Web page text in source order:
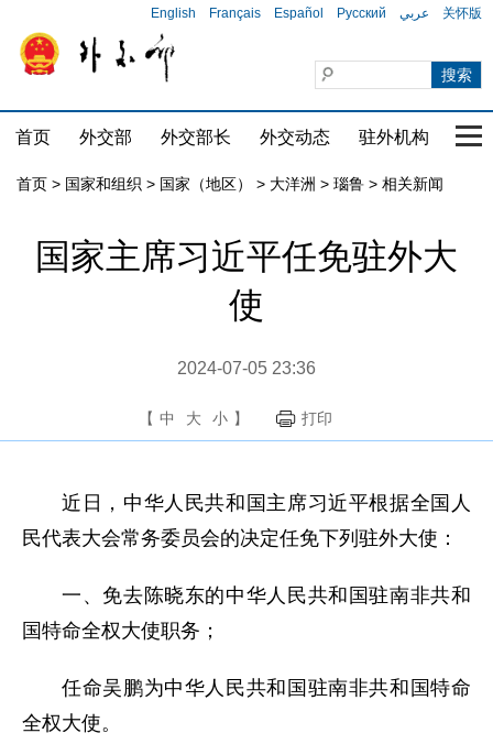
English Français Español Русский عربي 关怀版
首页 外交部 外交部长 外交动态 驻外机构 国
首页 > 国家和组织 > 国家（地区） > 大洋洲 > 瑙鲁 > 相关新闻
国家主席习近平任免驻外大
使
2024-07-05 23:36
【 中 大 小 】 打印
近日，中华人民共和国主席习近平根据全国人
民代表大会常务委员会的决定任免下列驻外大使：
一、免去陈晓东的中华人民共和国驻南非共和
国特命全权大使职务；
任命吴鹏为中华人民共和国驻南非共和国特命
全权大使。